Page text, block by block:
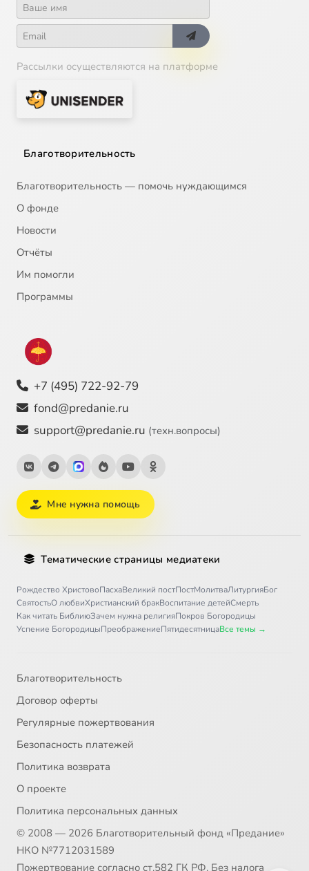
Рассылки осуществляются на платформе
Благотворительность
Благотворительность — помочь нуждающимся
О фонде
Новости
Отчёты
Им помогли
Программы
+7 (495) 722-92-79
fond@predanie.ru
support@predanie.ru (техн.вопросы)
Мне нужна помощь
Тематические страницы медиатеки
Рождество ХристовоПасхаВеликий постПостМолитваЛитургияБог
СвятостьО любвиХристианский бракВоспитание детейСмерть
Как читать БиблиюЗачем нужна религияПокров Богородицы
Успение БогородицыПреображениеПятидесятницаВсе темы →
Благотворительность
Договор оферты
Регулярные пожертвования
Безопасность платежей
Политика возврата
О проекте
Политика персональных данных
© 2008 — 2026 Благотворительный фонд «Предание»
НКО №7712031589
Пожертвование согласно ст.582 ГК РФ. Без налога